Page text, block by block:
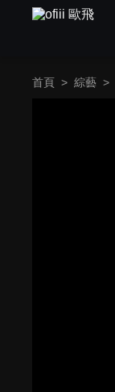
首頁 > 綜藝 >